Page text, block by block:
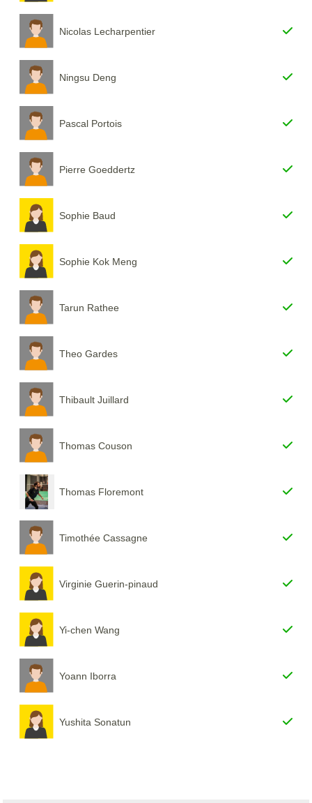
Nicolas Lecharpentier
Ningsu Deng
Pascal Portois
Pierre Goeddertz
Sophie Baud
Sophie Kok Meng
Tarun Rathee
Theo Gardes
Thibault Juillard
Thomas Couson
Thomas Floremont
Timothée Cassagne
Virginie Guerin-pinaud
Yi-chen Wang
Yoann Iborra
Yushita Sonatun